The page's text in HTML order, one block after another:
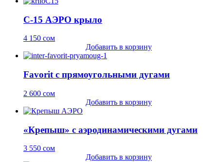
С-15 АЭРО крыло
4 150 сом
Добавить в корзину
Favorit с прямоугольными дугами
2 600 сом
Добавить в корзину
«Крепыш» с аэродинамическими дугами
3 550 сом
Добавить в корзину